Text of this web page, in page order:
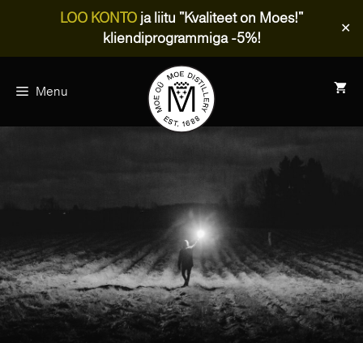
LOO KONTO ja liitu "Kvaliteet on Moes!"
kliendiprogrammiga -5%!
✕
Menu